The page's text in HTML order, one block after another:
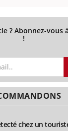
? Abonnez-vous
!
chez un